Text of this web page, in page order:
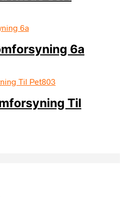
6a
Til